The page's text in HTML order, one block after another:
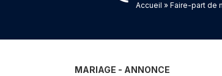
Accueil » Faire-part de
MARIAGE - ANNONCE